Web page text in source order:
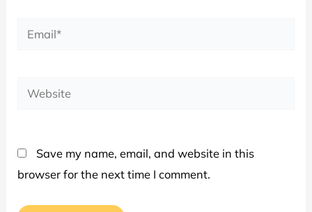
Email*
Website
Save my name, email, and website in this
browser for the next time I comment.